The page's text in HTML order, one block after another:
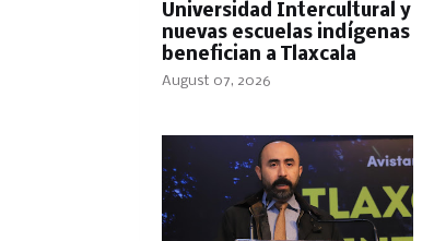
Universidad Intercultural y
nuevas escuelas indígenas
benefician a Tlaxcala
August 07, 2026